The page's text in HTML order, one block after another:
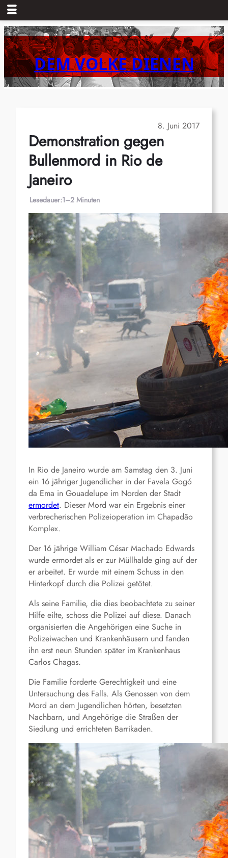
Zum
Inhalt
springenDEM VOLKE DIENEN
8. Juni 2017
Demonstration gegen
Bullenmord in Rio de
Janeiro
Lesedauer:1–2 Minuten
In Rio de Janeiro wurde am Samstag den 3. Juni
ein 16 jähriger Jugendlicher in der Favela Gogó
da Ema in Gouadelupe im Norden der Stadt
ermordet. Dieser Mord war ein Ergebnis einer
verbrecherischen Polizeioperation im Chapadão
Komplex.
Der 16 jährige William César Machado Edwards
wurde ermordet als er zur Müllhalde ging auf der
er arbeitet. Er wurde mit einem Schuss in den
Hinterkopf durch die Polizei getötet.
Als seine Familie, die dies beobachtete zu seiner
Hilfe eilte, schoss die Polizei auf diese. Danach
organisierten die Angehörigen eine Suche in
Polizeiwachen und Krankenhäusern und fanden
ihn erst neun Stunden später im Krankenhaus
Carlos Chagas.
Die Familie forderte Gerechtigkeit und eine
Untersuchung des Falls. Als Genossen von dem
Mord an dem Jugendlichen hörten, besetzten
Nachbarn, und Angehörige die Straßen der
Siedlung und errichteten Barrikaden.